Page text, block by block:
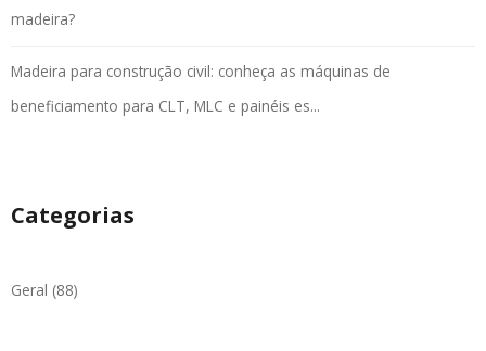
madeira?
Madeira para construção civil: conheça as máquinas de
beneficiamento para CLT, MLC e painéis es...
Categorias
Geral (88)